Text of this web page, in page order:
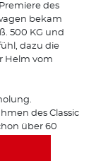
des
bekam
500 KG und
dazu die
Helm vom
des Classic
über 60